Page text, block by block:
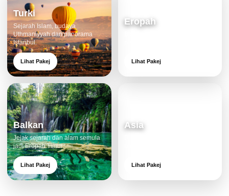
Turki
Sejarah Islam, budaya
Uthmaniyyah dan panorama
Istanbul.
Lihat Pakej
Eropah
Lihat Pakej
Balkan
Jejak sejarah dan alam semula
jadi Eropah Timur.
Lihat Pakej
Asia
Lihat Pakej